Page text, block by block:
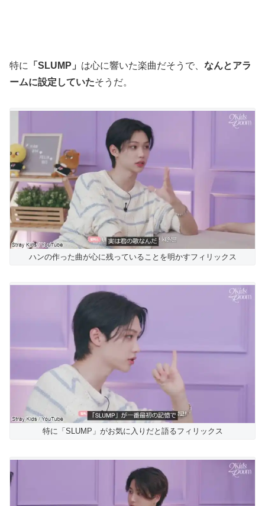
特に 「SLUMP」 は心に響いた楽曲だそうで、 なんとアラ
ームに設定していたそうだ。
ハンの作った曲が心に残っていることを明かすフィリックス
特に「SLUMP」がお気に入りだと語るフィリックス